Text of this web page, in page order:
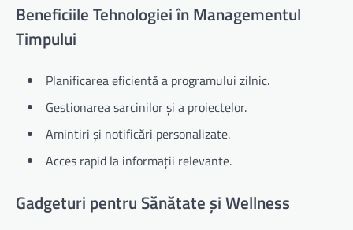
Beneficiile Tehnologiei în Managementul
Timpului
Planificarea eficientă a programului zilnic.
Gestionarea sarcinilor și a proiectelor.
Amintiri și notificări personalizate.
Acces rapid la informații relevante.
Gadgeturi pentru Sănătate și Wellness